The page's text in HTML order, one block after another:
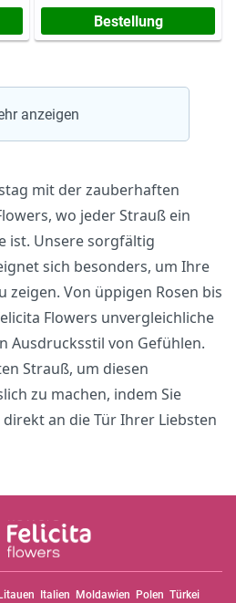
Bestellung
anzeigen
mit der zauberhaften
wo jeder Strauß ein
ist. Unsere sorgfältig
sich besonders, um Ihre
zeigen. Von üppigen Rosen bis
Flowers unvergleichliche
Ausdrucksstil von Gefühlen.
Strauß, um diesen
zu machen, indem Sie
an die Tür Ihrer Liebsten
Litauen Italien Moldawien Polen Türkei